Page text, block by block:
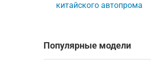
китайского автопрома
Популярные модели